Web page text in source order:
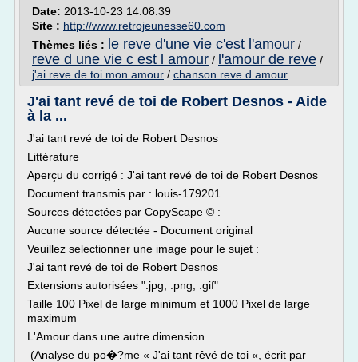
Date: 2013-10-23 14:08:39
Site : http://www.retrojeunesse60.com
Thèmes liés : le reve d'une vie c'est l'amour /
reve d une vie c est l amour / l'amour de reve /
j'ai reve de toi mon amour / chanson reve d amour
J'ai tant revé de toi de Robert Desnos - Aide
à la ...
J'ai tant revé de toi de Robert Desnos
Littérature
Aperçu du corrigé : J'ai tant revé de toi de Robert Desnos
Document transmis par : louis-179201
Sources détectées par CopyScape © :
Aucune source détectée - Document original
Veuillez selectionner une image pour le sujet :
J'ai tant revé de toi de Robert Desnos
Extensions autorisées ".jpg, .png, .gif"
Taille 100 Pixel de large minimum et 1000 Pixel de large
maximum
L'Amour dans une autre dimension
(Analyse du po�?me « J'ai tant rêvé de toi «, écrit par